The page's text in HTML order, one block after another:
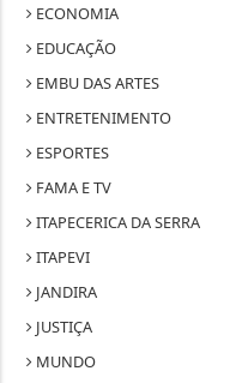
ECONOMIA
EDUCAÇÃO
EMBU DAS ARTES
ENTRETENIMENTO
ESPORTES
FAMA E TV
ITAPECERICA DA SERRA
ITAPEVI
JANDIRA
JUSTIÇA
MUNDO